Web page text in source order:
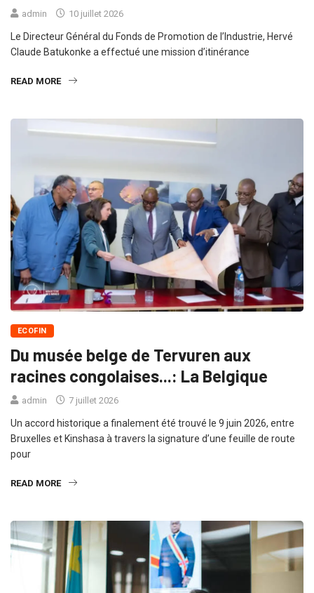
admin 10 juillet 2026
Le Directeur Général du Fonds de Promotion de l’Industrie, Hervé
Claude Batukonke a effectué une mission d’itinérance
READ MORE
ECOFIN
Du musée belge de Tervuren aux
racines congolaises...: La Belgique
admin 7 juillet 2026
Un accord historique a finalement été trouvé le 9 juin 2026, entre
Bruxelles et Kinshasa à travers la signature d’une feuille de route
pour
READ MORE